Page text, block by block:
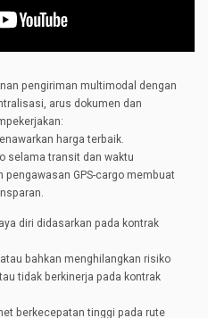
pengiriman multimodal dengan
arus dokumen dan
harga terbaik.
selama transit dan waktu
GPS-cargo membuat
diri didasarkan pada kontrak
bahkan menghilangkan risiko
tidak berkinerja pada kontrak
berkecepatan tinggi pada rute